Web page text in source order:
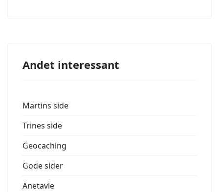
Andet interessant
Martins side
Trines side
Geocaching
Gode sider
Anetavle